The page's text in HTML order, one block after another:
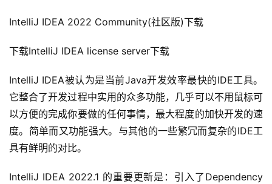
IntelliJ IDEA 2022 Community(社区版)下载
下载IntelliJ IDEA license server下载
IntelliJ IDEA被认为是当前Java开发效率最快的IDE工具。
它整合了开发过程中实用的众多功能，几乎可以不用鼠标可
以方便的完成你要做的任何事情，最大程度的加快开发的速
度。简单而又功能强大。与其他的一些繁冗而复杂的IDE工
具有鲜明的对比。
IntelliJ IDEA 2022.1 的重要更新是：引入了Dependency